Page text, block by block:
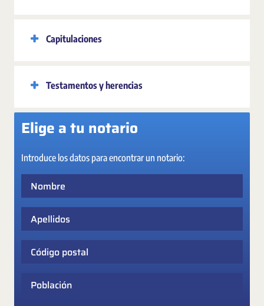
Capitulaciones
Testamentos y herencias
Elige a tu notario
Introduce los datos para encontrar un notario: